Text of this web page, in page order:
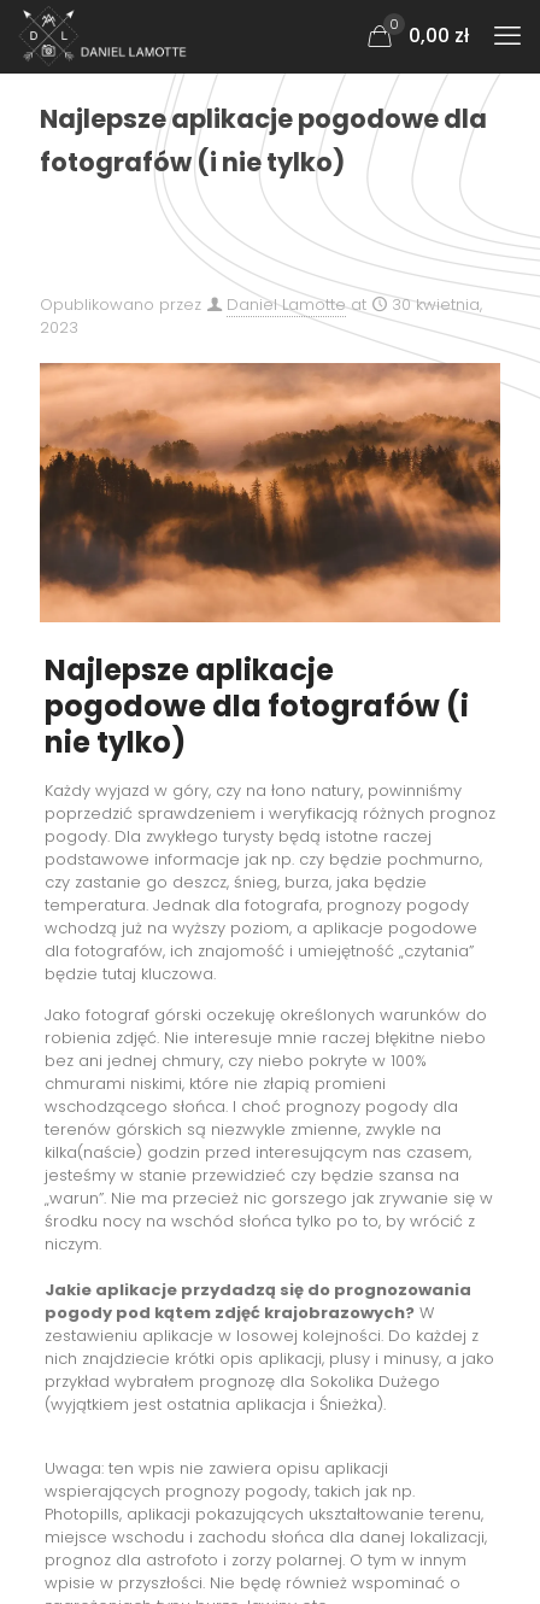
0 0,00 zł
Najlepsze aplikacje pogodowe dla
fotografów (i nie tylko)
Opublikowano przez Daniel Lamotte at
30 kwietnia,
2023
Najlepsze aplikacje
pogodowe dla fotografów (i
nie tylko)
Każdy wyjazd ⁠w góry, czy na łono natury, powinniśmy
poprzedzić sprawdzeniem i weryfikacją różnych prognoz
pogody. Dla zwykłego turysty będą istotne raczej
podstawowe informacje jak np. czy będzie pochmurno,
czy zastanie go deszcz, śnieg, burza, jaka będzie
temperatura. Jednak dla fotografa, prognozy pogody
wchodzą już na wyższy poziom, a aplikacje pogodowe
dla fotografów, ich znajomość i umiejętność „czytania”
będzie tutaj kluczowa.
Jako fotograf górski oczekuję określonych warunków do
robienia zdjęć. Nie interesuje mnie raczej błękitne niebo
bez ani jednej chmury, czy niebo pokryte w 100%
chmurami niskimi, które nie złapią promieni
wschodzącego słońca. I choć prognozy pogody dla
terenów górskich są niezwykle zmienne, zwykle na
kilka(naście) godzin przed interesującym nas czasem,
jesteśmy w stanie przewidzieć czy będzie szansa na
„warun”. Nie ma przecież nic gorszego jak zrywanie się w
środku nocy na wschód słońca tylko po to, by wrócić z
niczym.
Jakie aplikacje przydadzą się do prognozowania
pogody pod kątem zdjęć krajobrazowych?W
zestawieniu aplikacje w losowej kolejności. Do każdej z
nich znajdziecie krótki opis aplikacji, plusy i minusy, a jako
przykład wybrałem prognozę dla Sokolika Dużego
(wyjątkiem jest ostatnia aplikacja i Śnieżka).
Uwaga: ten wpis nie zawiera opisu aplikacji
wspierających prognozy pogody, takich jak np.
Photopills, aplikacji pokazujących ukształtowanie terenu,
miejsce wschodu i zachodu słońca dla danej lokalizacji,
prognoz dla astrofoto i zorzy polarnej. O tym w innym
wpisie w przyszłości. Nie będę również wspominać o